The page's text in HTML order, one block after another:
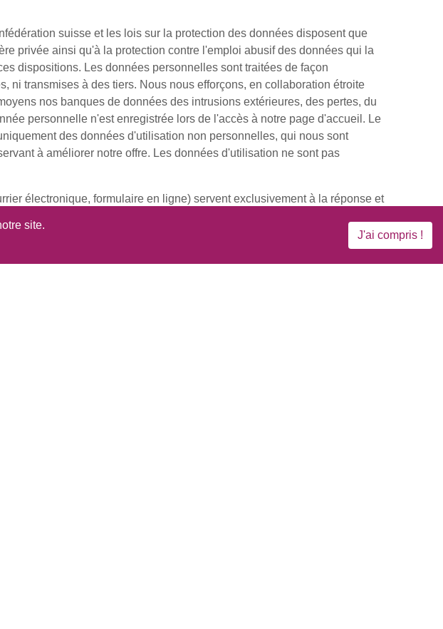
suisse et les lois sur la protection des données disposent que
privée ainsi qu'à la protection contre l'emploi abusif des données qui la
dispositions. Les données personnelles sont traitées de façon
ni transmises à des tiers. Nous nous efforçons, en collaboration étroite
nos banques de données des intrusions extérieures, des pertes, du
personnelle n'est enregistrée lors de l'accès à notre page d'accueil. Le
des données d'utilisation non personnelles, qui nous sont
à améliorer notre offre. Les données d'utilisation ne sont pas
électronique, formulaire en ligne) servent exclusivement à la réponse et
site.
J'ai compris !